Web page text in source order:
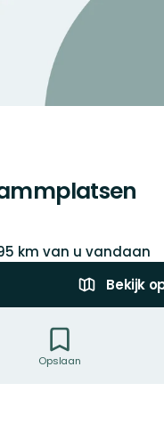
km van u vandaan
Bekijk
Opslaan